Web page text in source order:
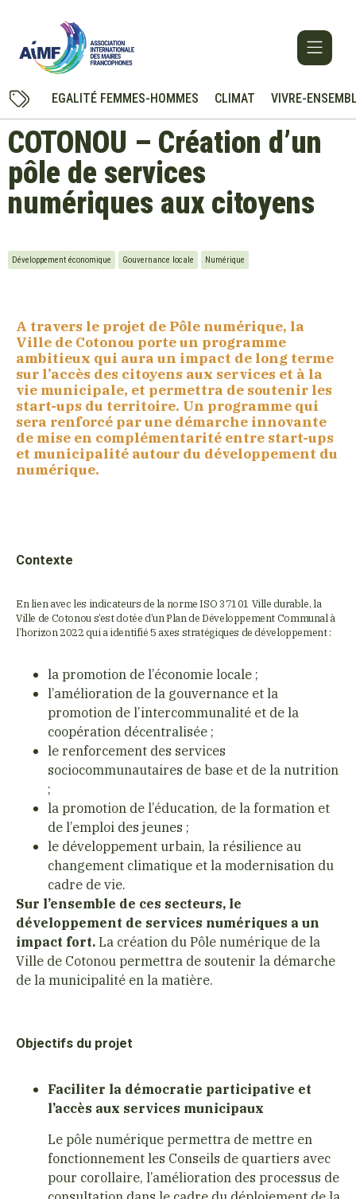
EGALITÉ FEMMES-HOMMES CLIMAT VIVRE-
COTONOU – Création d’un
pôle de services
numériques aux citoyens
Développement économique Gouvernance locale Numérique
A travers le projet de Pôle numérique, la
Ville de Cotonou porte un programme
ambitieux qui aura un impact de long terme
sur l’accès des citoyens aux services et à la
vie municipale, et permettra de soutenir les
start-ups du territoire. Un programme qui
sera renforcé par une démarche innovante
de mise en complémentarité entre start-ups
et municipalité autour du développement du
numérique.
Contexte
En lien avec les indicateurs de la norme ISO 37101 Ville durable, la
Ville de Cotonou s’est dotée d’un Plan de Développement Communal à
l’horizon 2022 qui a identifié 5 axes stratégiques de développement :
la promotion de l’économie locale ;
l’amélioration de la gouvernance et la
promotion de l’intercommunalité et de la
coopération décentralisée ;
le renforcement des services
sociocommunautaires de base et de la nutrition
;
la promotion de l’éducation, de la formation et
de l’emploi des jeunes ;
le développement urbain, la résilience au
changement climatique et la modernisation du
cadre de vie.
Sur l’ensemble de ces secteurs, le
développement de services numériques a un
impact fort.La création du Pôle numérique de la
Ville de Cotonou permettra de soutenir la démarche
de la municipalité en la matière.
Objectifs du projet
Faciliter la démocratie participative et
l’accès aux services municipaux
Le pôle numérique permettra de mettre en
fonctionnement les Conseils de quartiers avec
pour corollaire, l’amélioration des processus de